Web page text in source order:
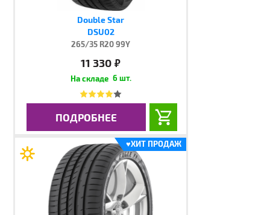
Double Star
DSU02
265/35 R20 99Y
11 330 руб.
6 шт.
ПОДРОБНЕЕ
♥ХИТ ПРОДАЖ